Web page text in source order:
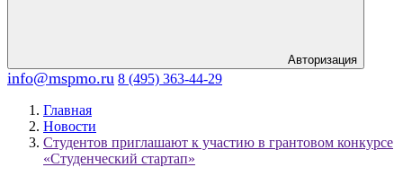
Авторизация
info@mspmo.ru 8 (495) 363-44-29
Главная
Новости
Студентов приглашают к участию в грантовом конкурсе
«Студенческий стартап»